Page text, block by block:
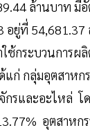
ล้านบาท มีอั
ยู่ที่ 54,681.37
ช้กระบวนการผ
ก่ กลุ่มอุตสาหก
กรและอะไหล่
อุตสาห